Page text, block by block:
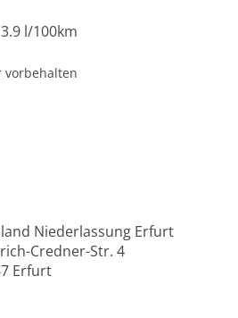
3.9 l/100km
Niederlassung Erfurt
Credner-Str. 4
Erfurt